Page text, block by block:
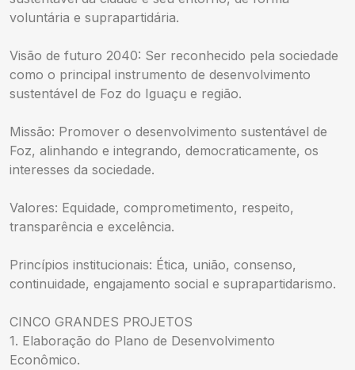
voluntária e suprapartidária.
Visão de futuro 2040: Ser reconhecido pela sociedade
como o principal instrumento de desenvolvimento
sustentável de Foz do Iguaçu e região.
Missão: Promover o desenvolvimento sustentável de
Foz, alinhando e integrando, democraticamente, os
interesses da sociedade.
Valores: Equidade, comprometimento, respeito,
transparência e excelência.
Princípios institucionais: Ética, união, consenso,
continuidade, engajamento social e suprapartidarismo.
CINCO GRANDES PROJETOS
1. Elaboração do Plano de Desenvolvimento
Econômico.